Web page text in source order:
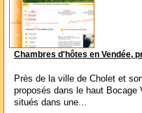
Chambres d'hôtes en Vendée,
Près de la ville de Cholet et
proposés dans le haut Bocage
situés dans une...